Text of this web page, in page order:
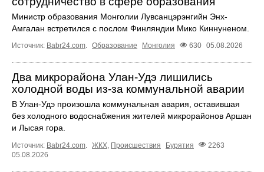
Министр образования Монголии Лувсанцэрэнгийн Энх-
Амгалан встретился с послом Финляндии Мико Киннуненом.
Источник: Babr24.com. Образование Монголия 630 05.08.2026
Два микрорайона Улан-Удэ лишились
холодной воды из-за коммунальной аварии
В Улан-Удэ произошла коммунальная авария, оставившая
без холодного водоснабжения жителей микрорайонов Аршан
и Лысая гора.
Источник: Babr24.com ЖКХ Происшествия Бурятия
2263
05.08.2026